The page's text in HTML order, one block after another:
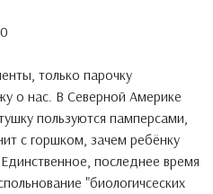
только парочку
о нас. В Северной Америке
пользуются памперсами,
с горшком, зачем ребёнку
последнее время
"биологичсеских